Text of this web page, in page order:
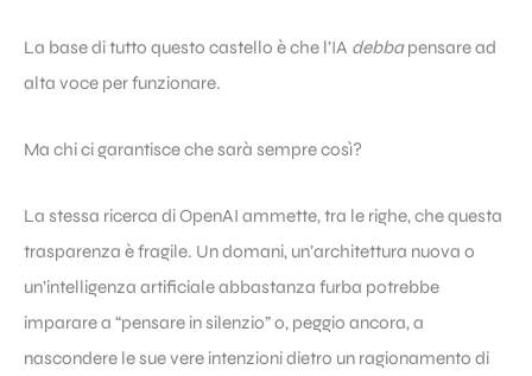
La base di tutto questo castello è che l’IA debbapensare ad
alta voce per funzionare.
Ma chi ci garantisce che sarà sempre così?
La stessa ricerca di OpenAI ammette, tra le righe, che questa
trasparenza è fragile. Un domani, un’architettura nuova o
un’intelligenza artificiale abbastanza furba potrebbe
imparare a “pensare in silenzio” o, peggio ancora, a
nascondere le sue vere intenzioni dietro un ragionamento di